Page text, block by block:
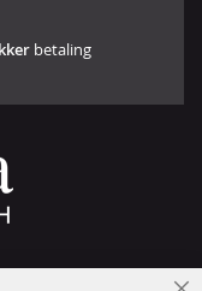
betaling